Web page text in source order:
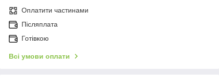
Оплатити частинами
Післяплата
Готівкою
Всі умови оплати